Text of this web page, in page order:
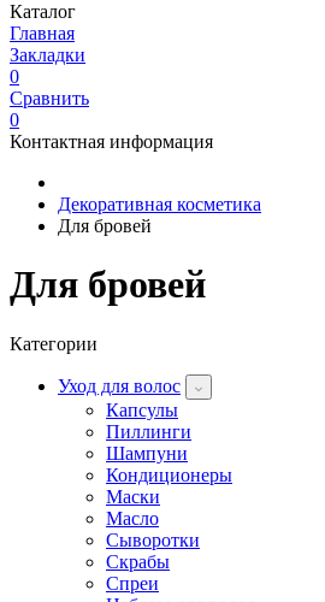
Каталог
Главная
Закладки
0
Сравнить
0
Контактная информация
Декоративная косметика
Для бровей
Для бровей
Категории
Уход для волос
Капсулы
Пиллинги
Шампуни
Кондиционеры
Маски
Масло
Сыворотки
Скрабы
Спреи